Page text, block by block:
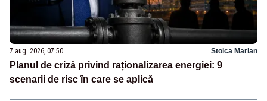
7 aug. 2026, 07:50 Stoica Marian
Planul de criză privind raționalizarea energiei: 9
scenarii de risc în care se aplică